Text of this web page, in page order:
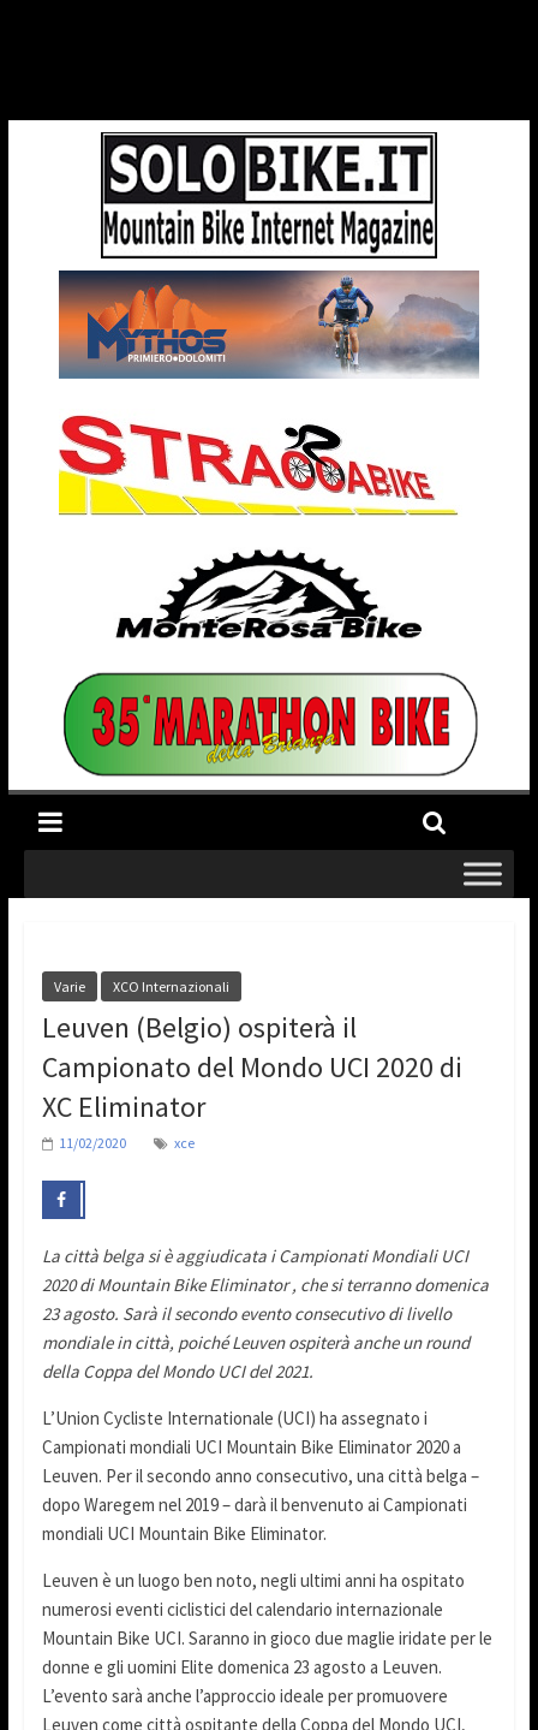
Varie XCO Internazionali
Leuven (Belgio) ospiterà il
Campionato del Mondo UCI 2020 di
XC Eliminator
11/02/2020 xce
La città belga si è aggiudicata i Campionati Mondiali UCI
2020 di Mountain Bike Eliminator , che si terranno domenica
23 agosto. Sarà il secondo evento consecutivo di livello
mondiale in città, poiché Leuven ospiterà anche un round
della Coppa del Mondo UCI del 2021.
L’Union Cycliste Internationale (UCI) ha assegnato i
Campionati mondiali UCI Mountain Bike Eliminator 2020 a
Leuven. Per il secondo anno consecutivo, una città belga –
dopo Waregem nel 2019 – darà il benvenuto ai Campionati
mondiali UCI Mountain Bike Eliminator.
Leuven è un luogo ben noto, negli ultimi anni ha ospitato
numerosi eventi ciclistici del calendario internazionale
Mountain Bike UCI. Saranno in gioco due maglie iridate per le
donne e gli uomini Elite domenica 23 agosto a Leuven.
L’evento sarà anche l’approccio ideale per promuovere
Leuven come città ospitante della Coppa del Mondo UCI,